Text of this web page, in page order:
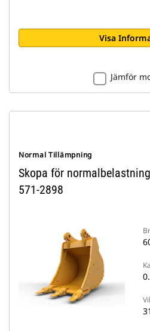
Visa
Jämför
Normal Tillämpning
Skopa för
571-2898